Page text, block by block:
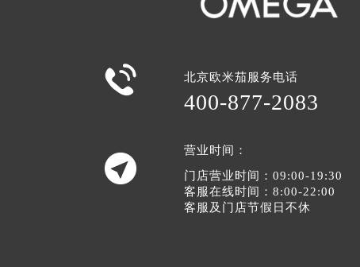
 北京欧米茄服务电话
400-877-2083

营业时间：
门店营业时间：09:00-19:30
客服在线时间：8:00-22:00
客服及门店节假日不休